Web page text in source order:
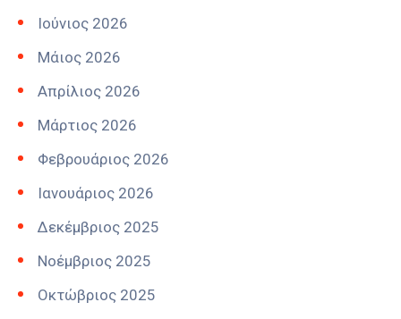
Ιούνιος 2026
Μάιος 2026
Απρίλιος 2026
Μάρτιος 2026
Φεβρουάριος 2026
Ιανουάριος 2026
Δεκέμβριος 2025
Νοέμβριος 2025
Οκτώβριος 2025